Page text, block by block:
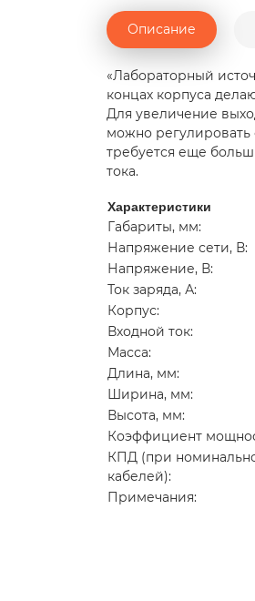
Описание
«Лабораторный
концах корпуса
Для увеличение
можно
требуется еще
тока.
Характеристики
Габариты, мм:
Напряжение сети, В:
Напряжение, В:
Ток заряда, А:
Корпус:
Входной ток:
Масса:
Длина, мм:
Ширина, мм:
Высота, мм:
Коэффициент
КПД (при
кабелей):
Примечания: